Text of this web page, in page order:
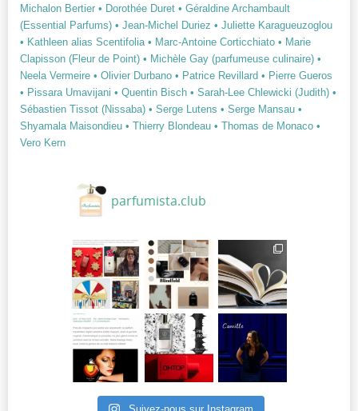
Michalon Bertier • Dorothée Duret • Géraldine Archambault
(Essential Parfums) • Jean-Michel Duriez • Juliette Karagueuzoglou
• Kathleen alias Scentifolia • Marc-Antoine Corticchiato • Marie
Clapisson (Fleur de Point) • Michèle Gay (parfumeuse culinaire) •
Neela Vermeire • Olivier Durbano • Patrice Revillard • Pierre Gueros
• Pissara Umavijani • Quentin Bisch • Sarah-Lee Chlewicki (Judith) •
Sébastien Tissot (Nissaba) • Serge Lutens • Serge Mansau •
Shyamala Maisondieu • Thierry Blondeau • Thomas de Monaco •
Vero Kern
parfumista.club